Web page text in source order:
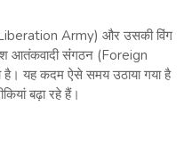
Army) और उसकी विंग
आतंकवादी संंगठन (Foreign
यह कदम ऐसे समय उठाया गया है
बढ़ा रहे हैं।